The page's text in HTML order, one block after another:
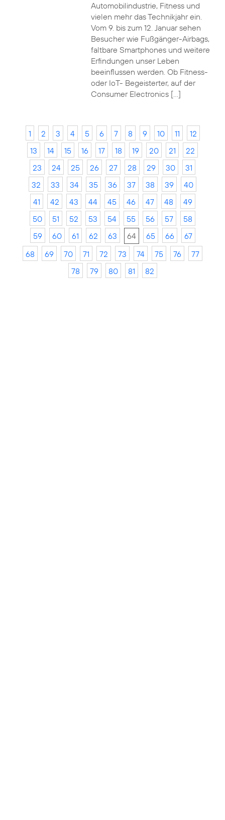
Automobilindustrie, Fitness und
vielen mehr das Technikjahr ein.
Vom 9. bis zum 12. Januar sehen
Besucher wie Fußgänger-Airbags,
faltbare Smartphones und weitere
Erfindungen unser Leben
beeinflussen werden. Ob Fitness-
oder IoT- Begeisterter, auf der
Consumer Electronics […]
1 2 3 4 5 6 7 8 9 10 11
12
13
14 15 16 17 18 19 20 21
22
23
24 25 26 27 28 29 30
31
32
33 34 35 36 37 38 39
40
41
42 43 44 45 46 47 48
49
50
51 52 53 54 55 56 57
58
59
60 61 62 63 64 65 66
67
68
69 70 71 72 73 74 75 76
77
78
79 80 81 82